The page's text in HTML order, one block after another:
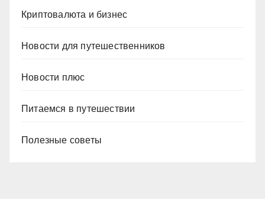
Криптовалюта и бизнес
Новости для путешественников
Новости плюс
Питаемся в путешествии
Полезные советы